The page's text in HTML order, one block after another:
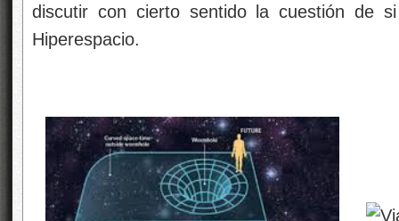
discutir con cierto sentido la cuestión de
Hiperespacio.